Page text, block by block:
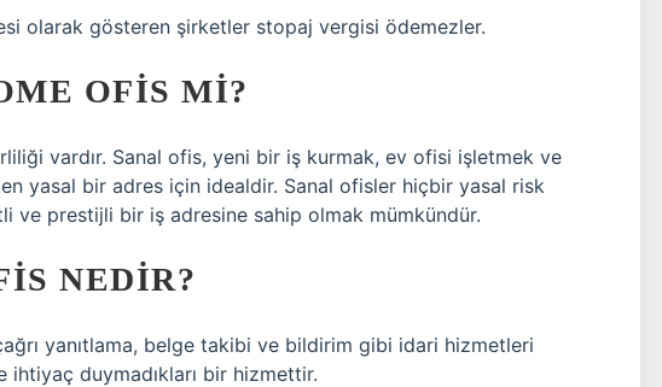
olarak gösteren şirketler stopaj vergisi ödemezler.
OFIS MI?
vardır. Sanal ofis, yeni bir iş kurmak, ev ofisi işletmek ve
yasal bir adres için idealdir. Sanal ofisler hiçbir yasal risk
ve prestijli bir iş adresine sahip olmak mümkündür.
NEDIR?
yanıtlama, belge takibi ve bildirim gibi idari hizmetleri
duymadıkları bir hizmettir.